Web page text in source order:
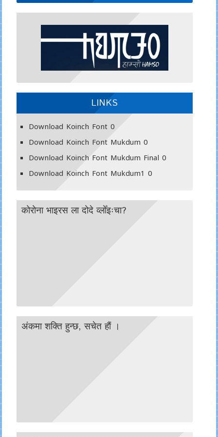
LINKS
Download Koinch Font0
Download Koinch Font Mukdum 0
Download Koinch Font Mukdum Final 0
Download Koinch Font Mukdum1 0
कोरोना भाइरस ला दोदे व्लोँइःचा?
अंकमा शक्ति हुन्छ, सचेत हाैं ।